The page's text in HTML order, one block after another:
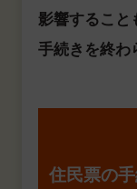
影響すること
手続きを終わ
住民票の手